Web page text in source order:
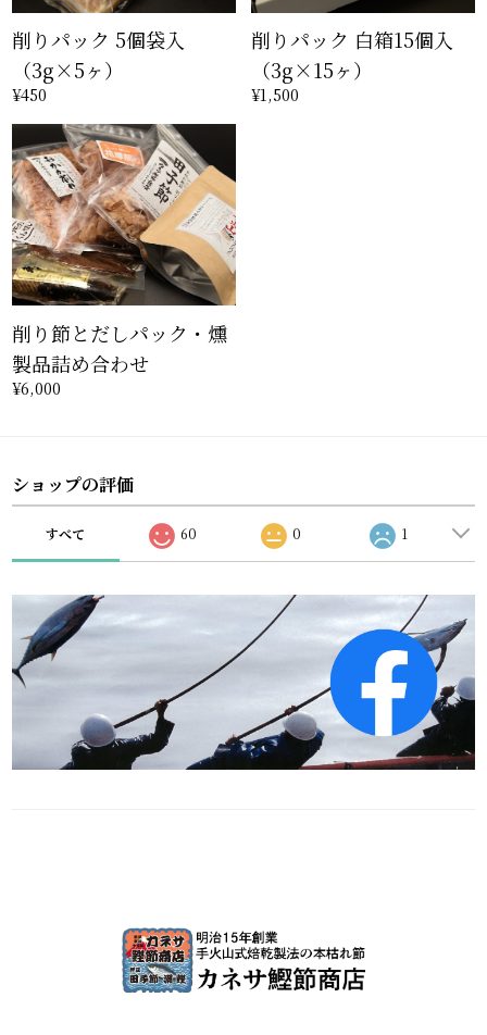
削りパック 5個袋入
（3g×5ヶ）
¥450
削りパック 白箱15個入
（3g×15ヶ）
¥1,500
削り節とだしパック・燻
製品詰め合わせ
¥6,000
ショップの評価
すべて 60 0 1